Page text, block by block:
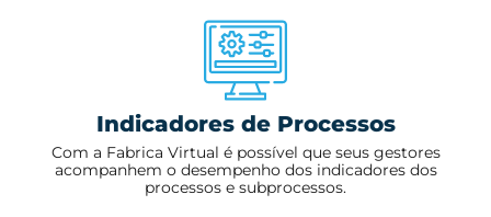
Indicadores de Processos
Com a Fabrica Virtual é possível que seus gestores
acompanhem o desempenho dos indicadores dos
processos e subprocessos.